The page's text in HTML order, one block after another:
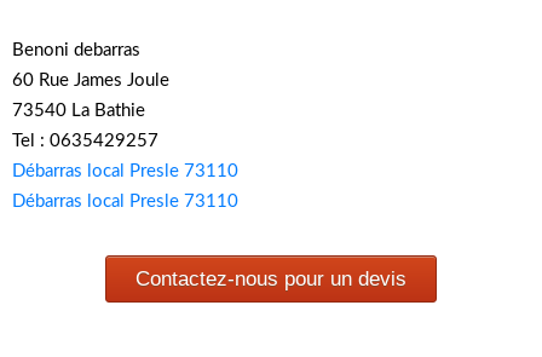
Benoni debarras
60 Rue James Joule
73540 La Bathie
Tel : 0635429257
Débarras local Presle 73110
Débarras local Presle 73110
Contactez-nous pour un devis